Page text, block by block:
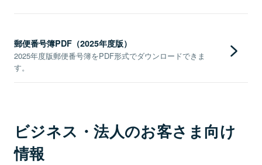
郵便番号簿PDF（2025年度版）
2025年度版郵便番号簿をPDF形式でダウンロードできま
す。
ビジネス・法人のお客さま向け
情報